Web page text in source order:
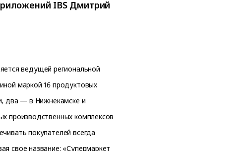
IBS Дмитрий
ведущей региональной
маркой 16 продуктовых
два — в Нижнекамске и
производственных комплексов
покупателей всегда
свое название: «Супермаркет